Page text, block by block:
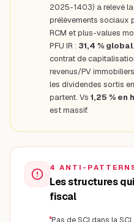
2025-1403) a relevé la
prélèvements sociaux
RCM et plus-values
PFU IR : 31,4 % global.
contrat de
revenus/PV
les dividendes sortis
partent. Vs 1,25 % en
est massif.
4 ANTI-
Les structures
fiscal
Pas de SCI dans la